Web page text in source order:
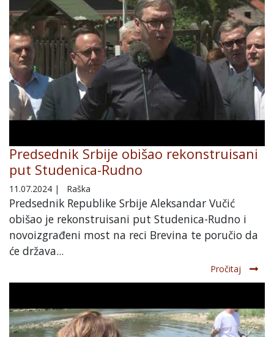
Predsednik Srbije obišao rekonstruisani
put Studenica-Rudno
11.07.2024 | Raška
Predsednik Republike Srbije Aleksandar Vučić
obišao je rekonstruisani put Studenica-Rudno i
novoizgrađeni most na reci Brevina te poručio da
će država...
Pročitaj